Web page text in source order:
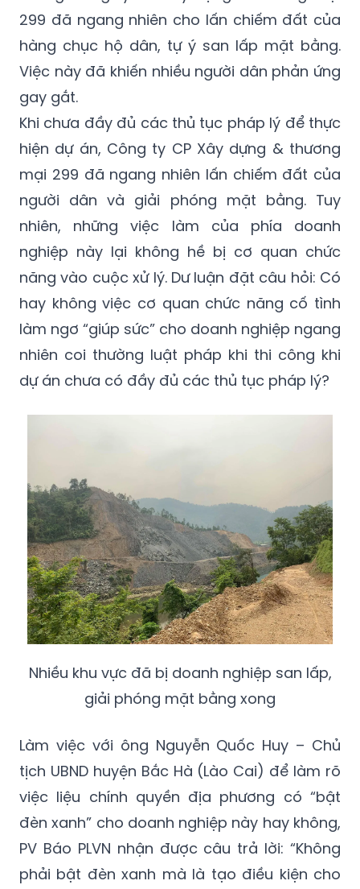
299 đã ngang nhiên cho lấn chiếm đất của
hàng chục hộ dân, tự ý san lấp mặt bằng.
Việc này đã khiến nhiều người dân phản ứng
gay gắt.
Khi chưa đầy đủ các thủ tục pháp lý để thực
hiện dự án, Công ty CP Xây dựng & thương
mại 299 đã ngang nhiên lấn chiếm đất của
người dân và giải phóng mặt bằng. Tuy
nhiên, những việc làm của phía doanh
nghiệp này lại không hề bị cơ quan chức
năng vào cuộc xử lý. Dư luận đặt câu hỏi: Có
hay không việc cơ quan chức năng cố tình
làm ngơ “giúp sức” cho doanh nghiệp ngang
nhiên coi thường luật pháp khi thi công khi
dự án chưa có đầy đủ các thủ tục pháp lý?
Nhiều khu vực đã bị doanh nghiệp san lấp,
giải phóng mặt bằng xong
Làm việc với ông Nguyễn Quốc Huy – Chủ
tịch UBND huyện Bắc Hà (Lào Cai) để làm rõ
việc liệu chính quyền địa phương có “bật
đèn xanh” cho doanh nghiệp này hay không,
PV Báo PLVN nhận được câu trả lời: “Không
phải bật đèn xanh mà là tạo điều kiện cho